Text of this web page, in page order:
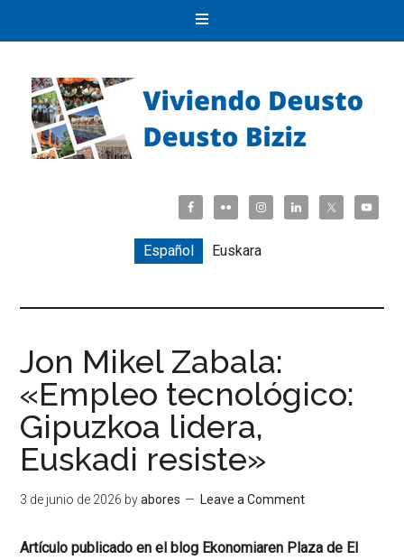
Español Euskara
Jon Mikel Zabala:
«Empleo tecnológico:
Gipuzkoa lidera,
Euskadi resiste»
3 de junio de 2026 byabores Leave a Comment
Artículo publicado en el blog Ekonomiaren Plaza de El